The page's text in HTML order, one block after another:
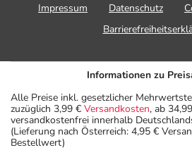
Impressum
Datenschutz
Informationen zu
Alle Preise inkl. gesetzlicher
zuzüglich 3,99 € Versandkosten, ab
versandkostenfrei innerhalb
(Lieferung nach Österreich: 4,95 €
Bestellwert)